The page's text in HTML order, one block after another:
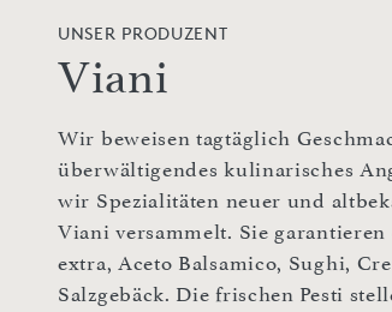
UNSER PRODUZENT
Viani
Wir beweisen tagtäglich
überwältigendes kulinarisches
wir Spezialitäten neuer und
Viani versammelt. Sie
extra, Aceto Balsamico, Sughi,
Salzgebäck. Die frischen Pesti